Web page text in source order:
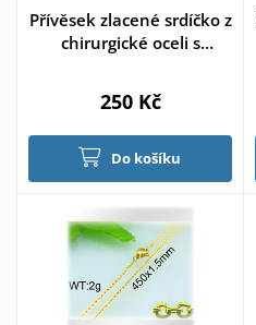
Přívěsek zlacené srdíčko z
chirurgické oceli s
250 Kč
Do košíku